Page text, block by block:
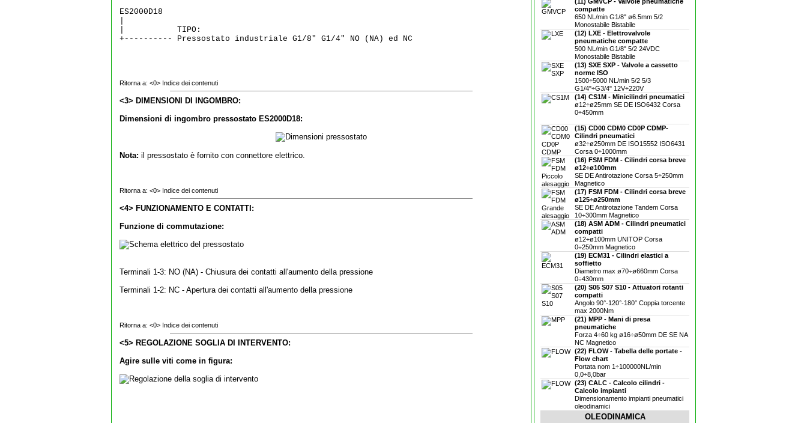
ES2000D18
|           TIPO:
+---------- Pressostato industriale G1/8" G1/4" NO (NA) ed NC
Ritorna a: <0> Indice dei contenuti
<3> DIMENSIONI DI INGOMBRO:
Dimensioni di ingombro pressostato ES2000D18:
Nota: il pressostato è fornito con connettore elettrico.
Ritorna a: <0> Indice dei contenuti
<4> FUNZIONAMENTO E CONTATTI:
Funzione di commutazione:
Terminali 1-3: NO (NA) - Chiusura dei contatti all'aumento della pressione
Terminali 1-2: NC - Apertura dei contatti all'aumento della pressione
Ritorna a: <0> Indice dei contenuti
<5> REGOLAZIONE SOGLIA DI INTERVENTO:
Agire sulle viti come in figura:
compatte
650 NL/min G1/8" ø6.5mm 5/2
Monostabile Bistabile
(12) LXE - Elettrovalvole
pneumatiche compatte
500 NL/min G1/8" 5/2 24VDC
Monostabile Bistabile
(13) SXE SXP - Valvole a cassetto
norme ISO
1500÷5000 NL/min 5/2 5/3
G1/4"÷G3/4" 12V÷220V
(14) CS1M - Minicilindri pneumatici
ø12÷ø25mm SE DE ISO6432 Corsa
0÷450mm
(15) CD00 CDM0 CD0P CDMP-
Cilindri pneumatici
ø32÷ø250mm DE ISO15552 ISO6431
Corsa 0÷1000mm
(16) FSM FDM - Cilindri corsa breve
ø12÷ø100mm
SE DE Antirotazione Corsa 5÷250mm
Magnetico
(17) FSM FDM - Cilindri corsa breve
ø125÷ø250mm
SE DE Antirotazione Tandem Corsa
10÷300mm Magnetico
(18) ASM ADM - Cilindri pneumatici
compatti
ø12÷ø100mm UNITOP Corsa
0÷250mm Magnetico
(19) ECM31 - Cilindri elastici a
soffietto
Diametro max ø70÷ø660mm Corsa
0÷430mm
(20) S05 S07 S10 - Attuatori rotanti
compatti
Angolo 90°-120°-180° Coppia torcente
max 2000Nm
(21) MPP - Mani di presa
pneumatiche
Forza 4÷60 kg ø16÷ø50mm DE SE NA
NC Magnetico
(22) FLOW - Tabella delle portate -
Flow chart
Portata nom 1÷100000NL/min
0,0÷8,0bar
(23) CALC - Calcolo cilindri -
Calcolo impianti
Dimensionamento impianti pneumatici
oleodinamici
OLEODINAMICA